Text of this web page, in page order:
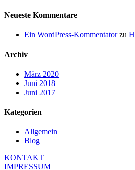
Neueste Kommentare
Ein WordPress-Kommentatorzu
Archiv
März 2020
Juni 2018
Juni 2017
Kategorien
Allgemein
Blog
KONTAKT
IMPRESSUM